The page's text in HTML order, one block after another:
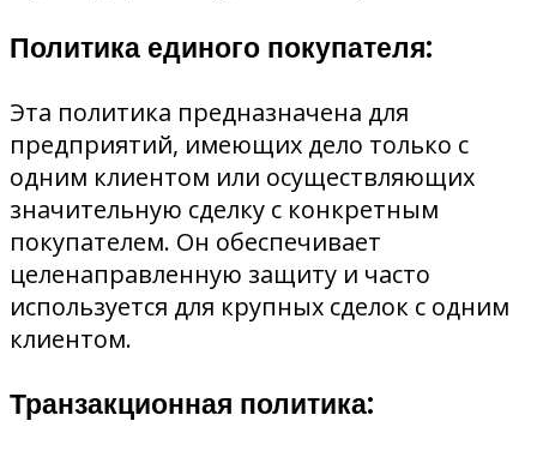
Политика единого покупателя:
Эта политика предназначена для
предприятий, имеющих дело только с
одним клиентом или осуществляющих
значительную сделку с конкретным
покупателем. Он обеспечивает
целенаправленную защиту и часто
используется для крупных сделок с одним
клиентом.
Транзакционная политика: